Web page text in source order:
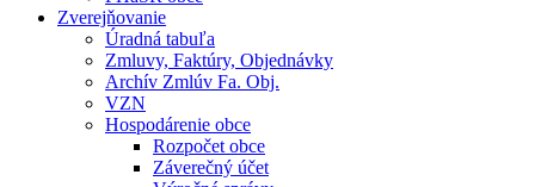
Zverejňovanie
Úradná tabuľa
Zmluvy, Faktúry, Objednávky
Archív Zmlúv Fa. Obj.
VZN
Hospodárenie obce
Rozpočet obce
Záverečný účet